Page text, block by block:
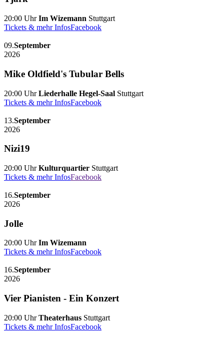
20:00 UhrIm Wizemann Stuttgart
Tickets & mehr InfosFacebook
09.September
2026
Mike Oldfield's Tubular Bells
20:00 UhrLiederhalle Hegel-Saal Stuttgart
Tickets & mehr InfosFacebook
13.September
2026
Nizi19
20:00 UhrKulturquartier Stuttgart
Tickets & mehr InfosFacebook
16.September
2026
Jolle
20:00 UhrIm Wizemann
Tickets & mehr InfosFacebook
16.September
2026
Vier Pianisten - Ein Konzert
20:00 UhrTheaterhaus Stuttgart
Tickets & mehr InfosFacebook